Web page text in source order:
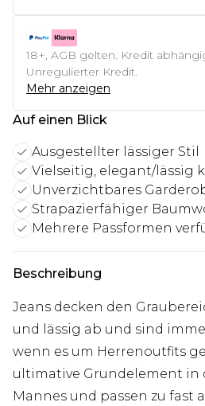
18+, AGB gelten. Kredit
Unregulierter Kredit.
Mehr anzeigen
Auf einen Blick
Ausgestellter lässiger Stil
Vielseitig, elegant/lässig
Unverzichtbares
Strapazierfähiger
Mehrere Passformen
Beschreibung
Jeans decken den
und lässig ab und sind
wenn es um Herrenoutfits
ultimative Grundelement in
Mannes und passen zu fast